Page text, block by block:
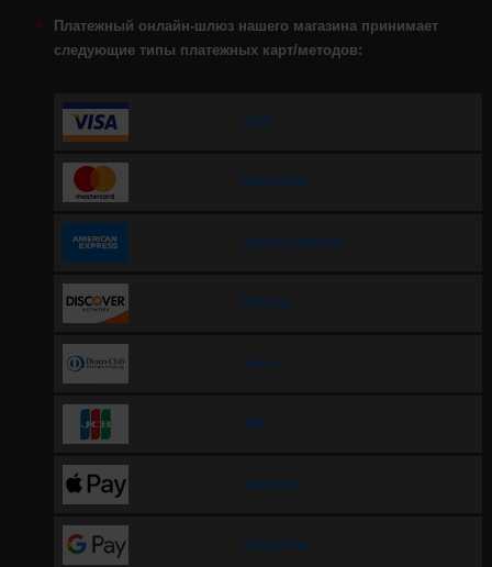
Платежный онлайн-шлюз нашего магазина принимает
следующие типы платежных карт/методов:
VISA
MasterCard
American Express
Discover
Diners
JCB
Apple Pay
Google Pay